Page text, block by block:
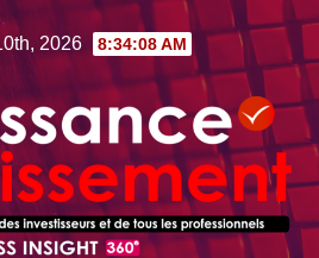
2026 8:34:09 AM